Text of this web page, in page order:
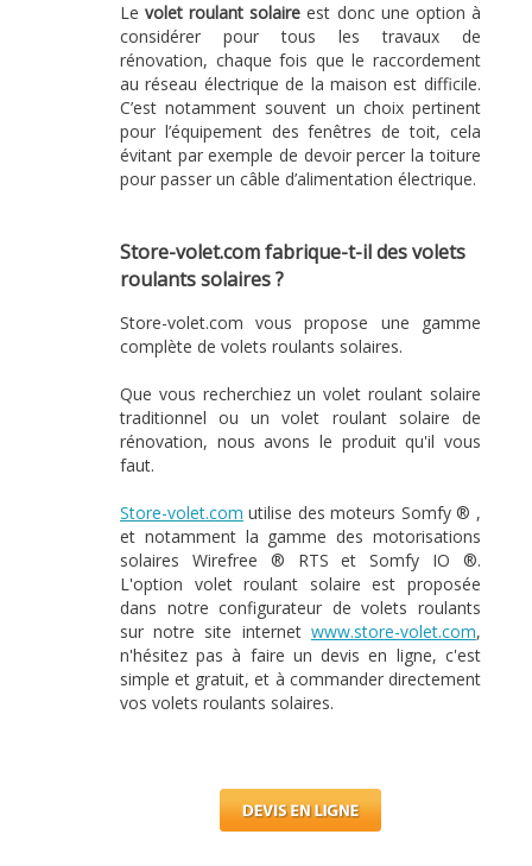
Levolet roulant solaire est donc une option à
considérer pour tous les travaux de
rénovation, chaque fois que le raccordement
au réseau électrique de la maison est difficile.
C’est notamment souvent un choix pertinent
pour l’équipement des fenêtres de toit, cela
évitant par exemple de devoir percer la toiture
pour passer un câble d’alimentation électrique.
Store-volet.com fabrique-t-il des volets
roulants solaires ?
Store-volet.com vous propose une gamme
complète de volets roulants solaires.
Que vous recherchiez un volet roulant solaire
traditionnel ou un volet roulant solaire de
rénovation, nous avons le produit qu'il vous
faut.
Store-volet.com utilise des moteurs Somfy ® ,
et notamment la gamme des motorisations
solaires Wirefree ® RTS et Somfy IO ®.
L'option volet roulant solaire est proposée
dans notre configurateur de volets roulants
sur notre site internet www.store-volet.com,
n'hésitez pas à faire un devis en ligne, c'est
simple et gratuit, et à commander directement
vos volets roulants solaires.